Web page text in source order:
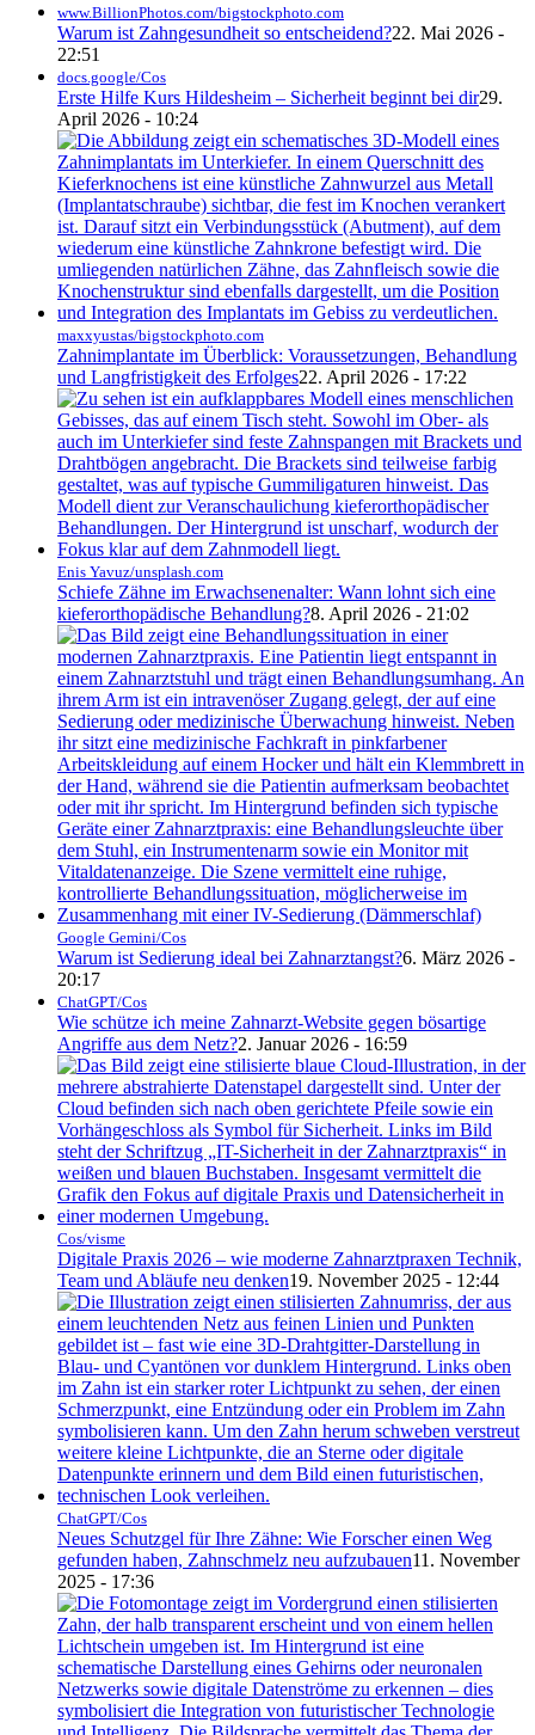
www.BillionPhotos.com/bigstockphoto.com
Warum ist Zahngesundheit so entscheidend?22. Mai 2026 -
22:51
docs.google/Cos
Erste Hilfe Kurs Hildesheim – Sicherheit beginnt bei dir29.
April 2026 - 10:24
maxxyustas/bigstockphoto.com
Zahnimplantate im Überblick: Voraussetzungen, Behandlung
und Langfristigkeit des Erfolges22. April 2026 - 17:22
Enis Yavuz/unsplash.com
Schiefe Zähne im Erwachsenenalter: Wann lohnt sich eine
kieferorthopädische Behandlung?8. April 2026 - 21:02
Google Gemini/Cos
Warum ist Sedierung ideal bei Zahnarztangst?6. März 2026 -
20:17
ChatGPT/Cos
Wie schütze ich meine Zahnarzt-Website gegen bösartige
Angriffe aus dem Netz?2. Januar 2026 - 16:59
Cos/visme
Digitale Praxis 2026 – wie moderne Zahnarztpraxen Technik,
Team und Abläufe neu denken19. November 2025 - 12:44
ChatGPT/Cos
Neues Schutzgel für Ihre Zähne: Wie Forscher einen Weg
gefunden haben, Zahnschmelz neu aufzubauen11. November
2025 - 17:36